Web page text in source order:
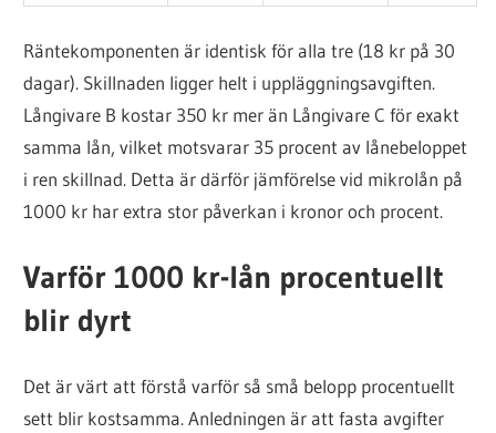
Räntekomponenten är identisk för alla tre (18 kr på 30
dagar). Skillnaden ligger helt i uppläggningsavgiften.
Långivare B kostar 350 kr mer än Långivare C för exakt
samma lån, vilket motsvarar 35 procent av lånebeloppet
i ren skillnad. Detta är därför jämförelse vid mikrolån på
1000 kr har extra stor påverkan i kronor och procent.
Varför 1000 kr-lån procentuellt
blir dyrt
Det är värt att förstå varför så små belopp procentuellt
sett blir kostsamma. Anledningen är att fasta avgifter